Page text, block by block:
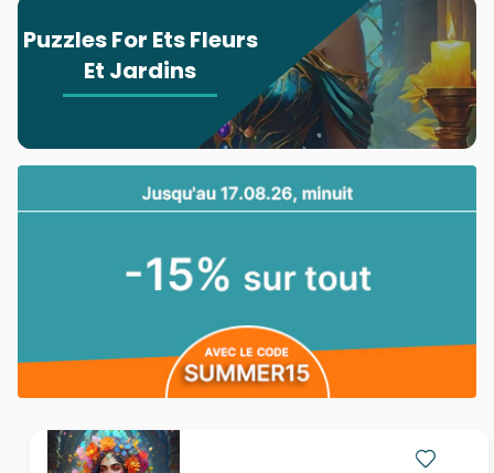
Puzzles For Ets Fleurs
Et Jardins